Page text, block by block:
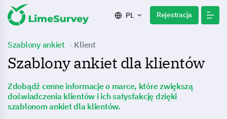
PL Rejestracja
Szablony ankiet Klient
Szablony ankiet dla klientów
Zdobądź cenne informacje o marce, które zwiększą
doświadczenia klientów i ich satysfakcję dzięki
szablonom ankiet dla klientów.